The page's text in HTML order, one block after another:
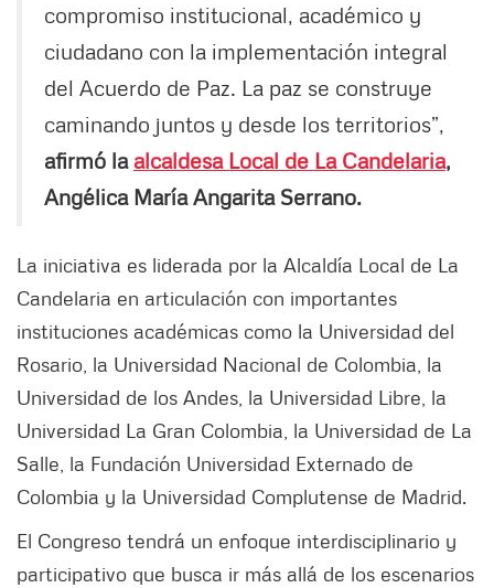
compromiso institucional, académico y
ciudadano con la implementación integral
del Acuerdo de Paz. La paz se construye
caminando juntos y desde los territorios”,
afirmó la alcaldesa Local de La Candelaria,
Angélica María Angarita Serrano.
La iniciativa es liderada por la Alcaldía Local de La
Candelaria en articulación con importantes
instituciones académicas como la Universidad del
Rosario, la Universidad Nacional de Colombia, la
Universidad de los Andes, la Universidad Libre, la
Universidad La Gran Colombia, la Universidad de La
Salle, la Fundación Universidad Externado de
Colombia y la Universidad Complutense de Madrid.
El Congreso tendrá un enfoque interdisciplinario y
participativo que busca ir más allá de los escenarios